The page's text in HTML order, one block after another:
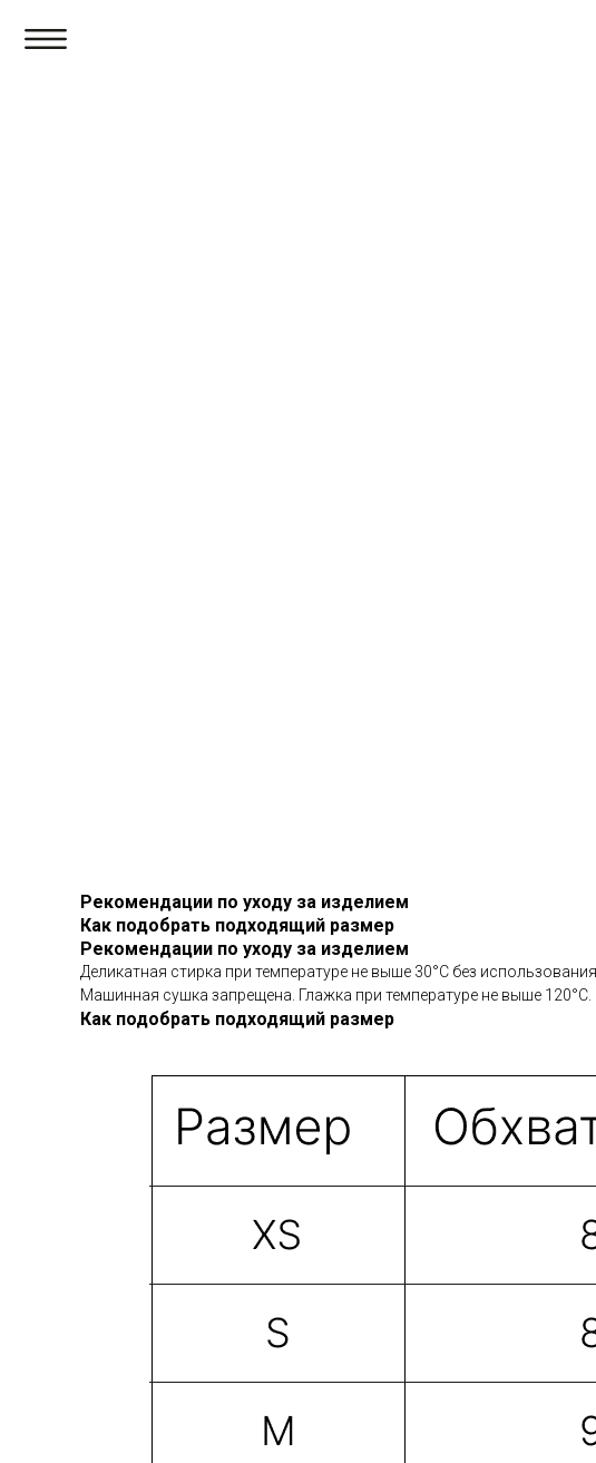
Рекомендации по уходу за изделием
Как подобрать подходящий размер
Рекомендации по уходу за изделием
Деликатная стирка при температуре не выше 30°С без
Машинная сушка запрещена. Глажка при температуре не выше 120°С.
Как подобрать подходящий размер